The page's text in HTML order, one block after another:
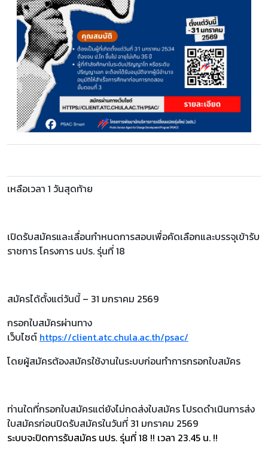
เหลือเวลา 1 วันสุดท้าย
เปิดรับสมัครและเลื่อนกำหนดการสอบเพื่อคัดเลือกและบรรจุเข้ารับ
ราชการ โครงการ นปร. รุ่นที่ 18
สมัครได้ตั้งแต่วันนี้ – 31 มกราคม 2569
กรอกใบสมัครผ่านทาง
เว็บไซต์ https://client.atc.chula.ac.th/psac/
โดยผู้สมัครต้องสมัครใช้งานในระบบก่อนทำการกรอกใบสมัคร
ท่านใดที่กรอกใบสมัครแต่ยังไม่กดส่งใบสมัคร โปรดดำเนินการส่ง
ใบสมัครก่อนปิดรับสมัครในวันที่ 31 มกราคม 2569
ระบบจะปิดการรับสมัคร นปร. รุ่นที่ 18 !! เวลา 23.45 น. !!